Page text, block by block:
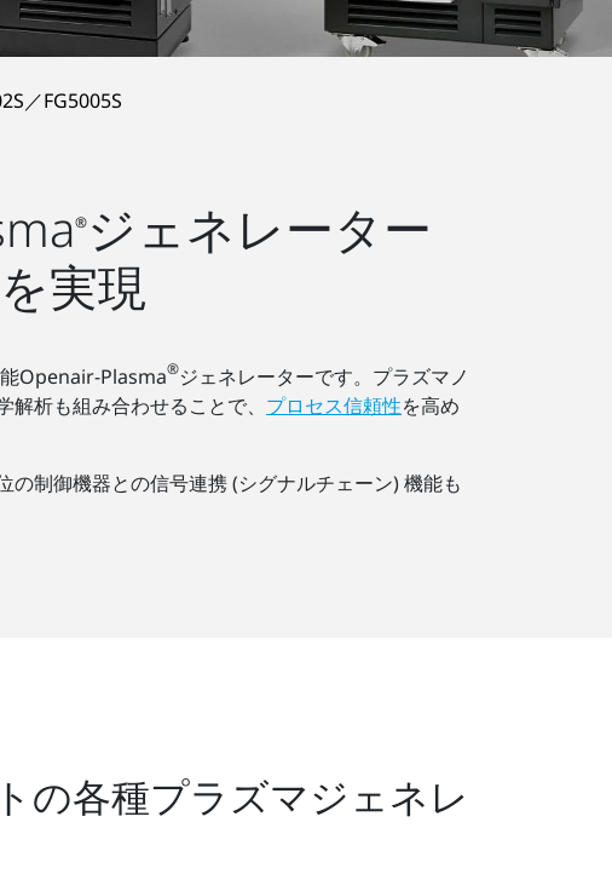
／FG5005S
® ジェネレーター
実現
Openair-Plasma®ジェネレーターです。プラズマノ
析も組み合わせることで、 プロセス信頼性を高め
制御機器との信号連携 (シグナルチェーン) 機能も
の各種プラズマジェネレ